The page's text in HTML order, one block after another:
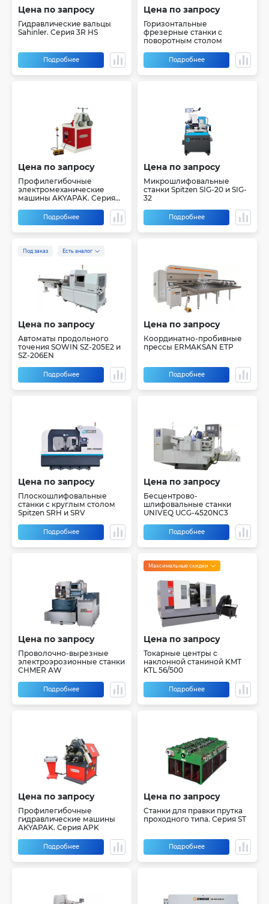
Цена по запросу
Гидравлические вальцы
Sahinler. Серия 3R HS
Подробнее
Цена по запросу
Горизонтальные
фрезерные станки с
поворотным столом
Подробнее
Цена по запросу
Профилегибочные
электромеханические
машины AKYAPAK. Серия
Подробнее
Цена по запросу
Микрошлифовальные
станки Spitzen SIG-20 и SIG-
32
Подробнее
Под заказ Есть аналог
Цена по запросу
Автоматы продольного
точения SOWIN SZ-205E2 и
SZ-206EN
Подробнее
Цена по запросу
Координатно-пробивные
прессы ERMAKSAN ETP
Подробнее
Цена по запросу
Плоскошлифовальные
станки с круглым столом
Spitzen SRH и SRV
Подробнее
Цена по запросу
Бесцентрово-
шлифовальные станки
UNIVEQ UCG-4520NC3
Подробнее
Цена по запросу
Проволочно-вырезные
электроэрозионные станки
CHMER AW
Подробнее
Максимальные скидки
Цена по запросу
Токарные центры с
наклонной станиной KMT
KTL 56/500
Подробнее
Цена по запросу
Профилегибочные
гидравлические машины
AKYAPAK. Серия APK
Подробнее
Цена по запросу
Станки для правки прутка
проходного типа. Серия ST
Подробнее